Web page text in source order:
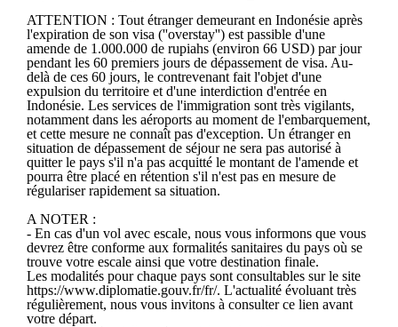
ATTENTION : Tout étranger demeurant en Indonésie après
l'expiration de son visa (''overstay'') est passible d'une
amende de 1.000.000 de rupiahs (environ 66 USD) par jour
pendant les 60 premiers jours de dépassement de visa. Au-
delà de ces 60 jours, le contrevenant fait l'objet d'une
expulsion du territoire et d'une interdiction d'entrée en
Indonésie. Les services de l'immigration sont très vigilants,
notamment dans les aéroports au moment de l'embarquement,
et cette mesure ne connaît pas d'exception. Un étranger en
situation de dépassement de séjour ne sera pas autorisé à
quitter le pays s'il n'a pas acquitté le montant de l'amende et
pourra être placé en rétention s'il n'est pas en mesure de
régulariser rapidement sa situation.
A NOTER :
- En cas d'un vol avec escale, nous vous informons que vous
devrez être conforme aux formalités sanitaires du pays où se
trouve votre escale ainsi que votre destination finale.
Les modalités pour chaque pays sont consultables sur le site
https://www.diplomatie.gouv.fr/fr/. L'actualité évoluant très
régulièrement, nous vous invitons à consulter ce lien avant
votre départ.